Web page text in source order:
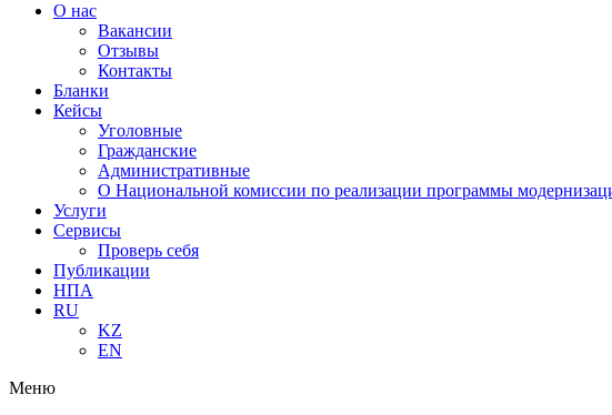
О нас
Вакансии
Отзывы
Контакты
Бланки
Кейсы
Уголовные
Гражданские
Административные
О Национальной комиссии по реализации программы
Услуги
Сервисы
Проверь себя
Публикации
НПА
RU
KZ
EN
Меню